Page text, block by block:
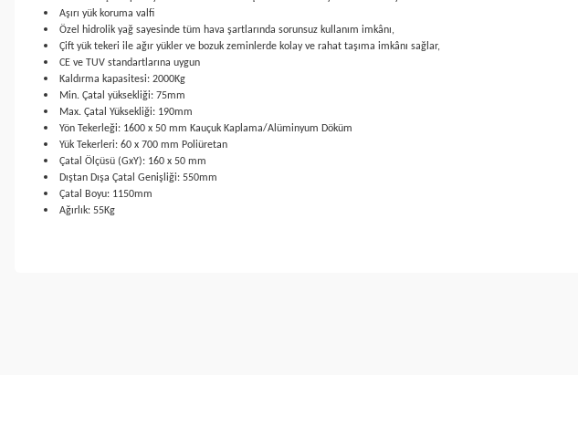
Aşırı yük koruma valfi
Özel hidrolik yağ sayesinde tüm hava şartlarında sorunsuz kullanım imkânı,
Çift yük tekeri ile ağır yükler ve bozuk zeminlerde kolay ve rahat taşıma imkânı sağlar,
CE ve TUV standartlarına uygun
Kaldırma kapasitesi: 2000Kg
Min. Çatal yüksekliği: 75mm
Max. Çatal Yüksekliği: 190mm
Yön Tekerleği: 1600 x 50 mm Kauçuk Kaplama/Alüminyum Döküm
Yük Tekerleri: 60 x 700 mm Poliüretan
Çatal Ölçüsü (GxY): 160 x 50 mm
Dıştan Dışa Çatal Genişliği: 550mm
Çatal Boyu: 1150mm
Ağırlık: 55Kg